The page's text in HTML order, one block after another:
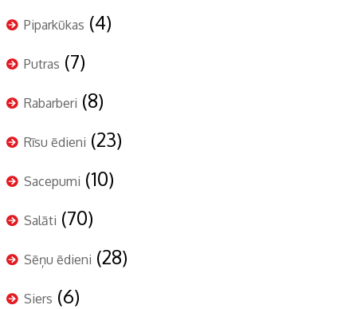
Piparkūkas (4)
Putras (7)
Rabarberi (8)
Rīsu ēdieni (23)
Sacepumi (10)
Salāti (70)
Sēņu ēdieni (28)
Siers (6)